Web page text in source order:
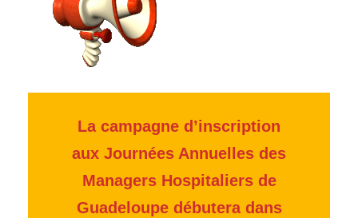
La campagne d’inscription
aux Journées Annuelles des
Managers Hospitaliers de
Guadeloupe débutera dans